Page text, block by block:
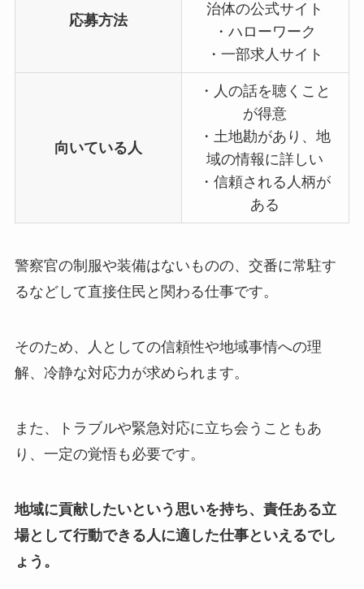
応募方法
治体の公式サイト
・ハローワーク
・一部求人サイト
向いている人
・人の話を聴くこと
が得意
・土地勘があり、地
域の情報に詳しい
・信頼される人柄が
ある
警察官の制服や装備はないものの、交番に常駐す
るなどして直接住民と関わる仕事です。
そのため、人としての信頼性や地域事情への理
解、冷静な対応力が求められます。
また、トラブルや緊急対応に立ち会うこともあ
り、一定の覚悟も必要です。
地域に貢献したいという思いを持ち、責任ある立
場として行動できる人に適した仕事といえるでし
ょう。